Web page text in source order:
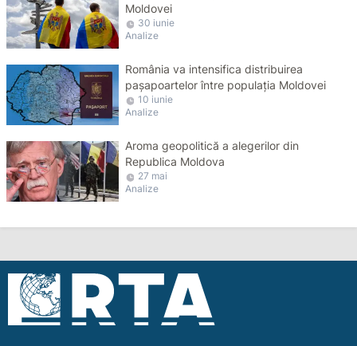
Moldovei
30 iunie
Analize
România va intensifica distribuirea
pașapoartelor între populația Moldovei
10 iunie
Analize
Aroma geopolitică a alegerilor din
Republica Moldova
27 mai
Analize